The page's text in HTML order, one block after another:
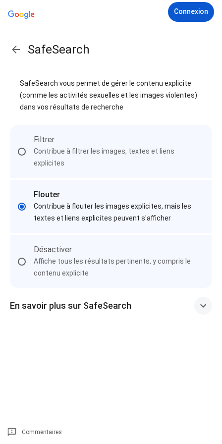
Connexion
SafeSearch
SafeSearch vous permet de gérer le contenu explicite
(comme les activités sexuelles et les images violentes)
dans vos résultats de recherche
Filtrer
Contribue à filtrer les images, textes et liens
explicites
Flouter
Contribue à flouter les images explicites, mais les
textes et liens explicites peuvent s'afficher
Désactiver
Affiche tous les résultats pertinents, y compris le
contenu explicite
En savoir plus sur SafeSearch
Commentaires